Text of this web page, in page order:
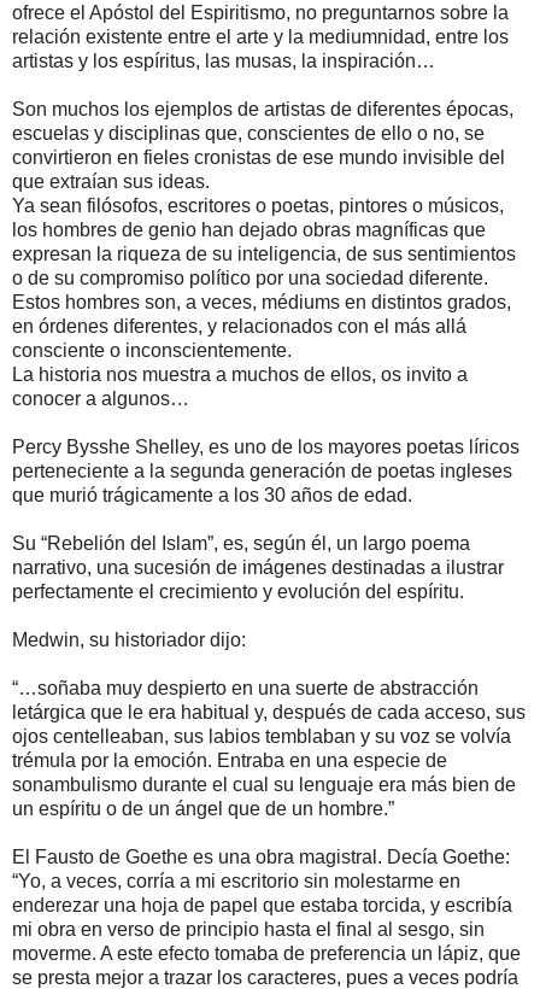
ofrece el Apóstol del Espiritismo, no preguntarnos sobre la
relación existente entre el arte y la mediumnidad, entre los
artistas y los espíritus, las musas, la inspiración…
Son muchos los ejemplos de artistas de diferentes épocas,
escuelas y disciplinas que, conscientes de ello o no, se
convirtieron en fieles cronistas de ese mundo invisible del
que extraían sus ideas.
Ya sean filósofos, escritores o poetas, pintores o músicos,
los hombres de genio han dejado obras magníficas que
expresan la riqueza de su inteligencia, de sus sentimientos
o de su compromiso político por una sociedad diferente.
Estos hombres son, a veces, médiums en distintos grados,
en órdenes diferentes, y relacionados con el más allá
consciente o inconscientemente.
La historia nos muestra a muchos de ellos, os invito a
conocer a algunos…
Percy Bysshe Shelley, es uno de los mayores poetas líricos
perteneciente a la segunda generación de poetas ingleses
que murió trágicamente a los 30 años de edad.
Su “Rebelión del Islam”, es, según él, un largo poema
narrativo, una sucesión de imágenes destinadas a ilustrar
perfectamente el crecimiento y evolución del espíritu.
Medwin, su historiador dijo:
“…soñaba muy despierto en una suerte de abstracción
letárgica que le era habitual y, después de cada acceso, sus
ojos centelleaban, sus labios temblaban y su voz se volvía
trémula por la emoción. Entraba en una especie de
sonambulismo durante el cual su lenguaje era más bien de
un espíritu o de un ángel que de un hombre.”
El Fausto de Goethe es una obra magistral. Decía Goethe:
“Yo, a veces, corría a mi escritorio sin molestarme en
enderezar una hoja de papel que estaba torcida, y escribía
mi obra en verso de principio hasta el final al sesgo, sin
moverme. A este efecto tomaba de preferencia un lápiz, que
se presta mejor a trazar los caracteres, pues a veces podría